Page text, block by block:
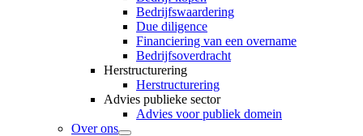
Bedrijfswaardering
Due diligence
Financiering van een overname
Bedrijfsoverdracht
Herstructurering
Herstructurering
Advies publieke sector
Advies voor publiek domein
Over ons